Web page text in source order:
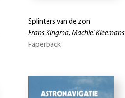
Splinters van de zon
Frans Kingma, Machiel Kleemans
Paperback